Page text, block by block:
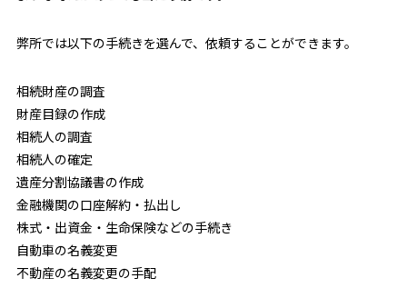
弊所では以下の手続きを選んで、依頼することができます。
相続財産の調査
財産目録の作成
相続人の調査
相続人の確定
遺産分割協議書の作成
金融機関の口座解約・払出し
株式・出資金・生命保険などの手続き
自動車の名義変更
不動産の名義変更の手配